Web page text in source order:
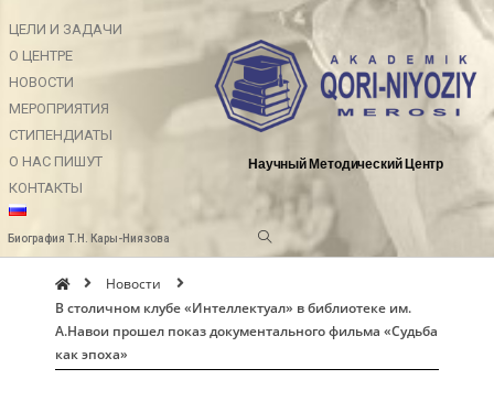
ЦЕЛИ И ЗАДАЧИ
О ЦЕНТРЕ
НОВОСТИ
МЕРОПРИЯТИЯ
СТИПЕНДИАТЫ
О НАС ПИШУТ
КОНТАКТЫ
Научный Методический Центр
Биография Т.Н. Кары-Ниязова
Новости
В столичном клубе «Интеллектуал» в библиотеке им.
А.Навои прошел показ документального фильма «Судьба
как эпоха»